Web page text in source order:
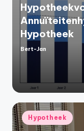
Hypotheek
Geplaatst
Bert-Jan
Geplaatst
in
Hypotheek